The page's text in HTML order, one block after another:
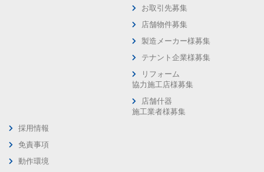
お取引先募集
店舗物件募集
製造メーカー様募集
テナント企業様募集
リフォーム
協力施工店様募集
店舗什器
施工業者様募集
採用情報
免責事項
動作環境